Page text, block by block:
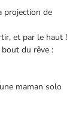
projection de
et par le haut !
du rêve :
maman solo